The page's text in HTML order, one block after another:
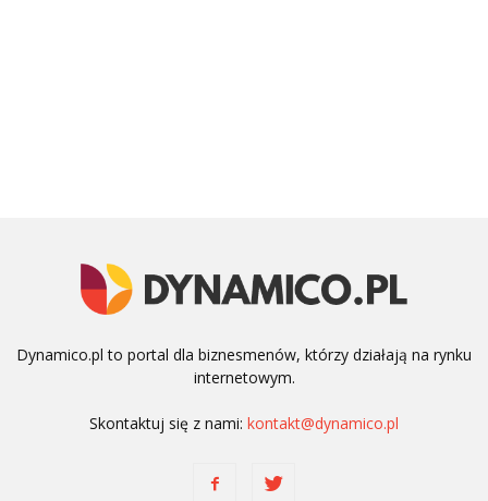
Dynamico.pl to portal dla biznesmenów, którzy działają na rynku
internetowym.
Skontaktuj się z nami: kontakt@dynamico.pl